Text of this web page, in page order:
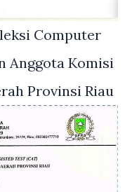
Computer
Anggota Komisi
Provinsi Riau